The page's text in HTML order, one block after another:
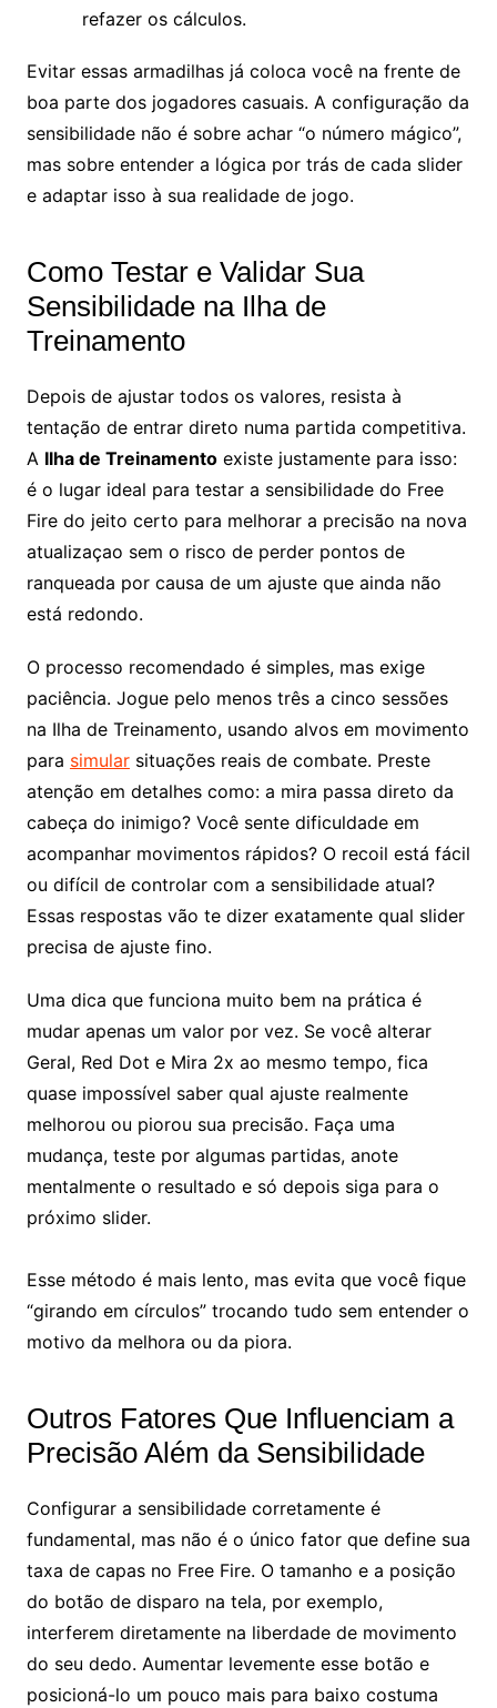
refazer os cálculos.
Evitar essas armadilhas já coloca você na frente de
boa parte dos jogadores casuais. A configuração da
sensibilidade não é sobre achar “o número mágico”,
mas sobre entender a lógica por trás de cada slider
e adaptar isso à sua realidade de jogo.
Como Testar e Validar Sua
Sensibilidade na Ilha de
Treinamento
Depois de ajustar todos os valores, resista à
tentação de entrar direto numa partida competitiva.
A Ilha de Treinamentoexiste justamente para isso:
é o lugar ideal para testar a sensibilidade do Free
Fire do jeito certo para melhorar a precisão na nova
atualizaçao sem o risco de perder pontos de
ranqueada por causa de um ajuste que ainda não
está redondo.
O processo recomendado é simples, mas exige
paciência. Jogue pelo menos três a cinco sessões
na Ilha de Treinamento, usando alvos em movimento
para simularsituações reais de combate. Preste
atenção em detalhes como: a mira passa direto da
cabeça do inimigo? Você sente dificuldade em
acompanhar movimentos rápidos? O recoil está fácil
ou difícil de controlar com a sensibilidade atual?
Essas respostas vão te dizer exatamente qual slider
precisa de ajuste fino.
Uma dica que funciona muito bem na prática é
mudar apenas um valor por vez. Se você alterar
Geral, Red Dot e Mira 2x ao mesmo tempo, fica
quase impossível saber qual ajuste realmente
melhorou ou piorou sua precisão. Faça uma
mudança, teste por algumas partidas, anote
mentalmente o resultado e só depois siga para o
próximo slider.
Esse método é mais lento, mas evita que você fique
“girando em círculos” trocando tudo sem entender o
motivo da melhora ou da piora.
Outros Fatores Que Influenciam a
Precisão Além da Sensibilidade
Configurar a sensibilidade corretamente é
fundamental, mas não é o único fator que define sua
taxa de capas no Free Fire. O tamanho e a posição
do botão de disparo na tela, por exemplo,
interferem diretamente na liberdade de movimento
do seu dedo. Aumentar levemente esse botão e
posicioná-lo um pouco mais para baixo costuma